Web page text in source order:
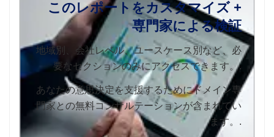
このレポートをカスタマイズ +
専門家による検証
地域別、会社レベル、ユースケース別など、必
要なセクションのみにアクセスできます。.
あなたの意思決定を支援するためにドメイン専
門家との無料コンサルテーションが含まれてい
ます。.